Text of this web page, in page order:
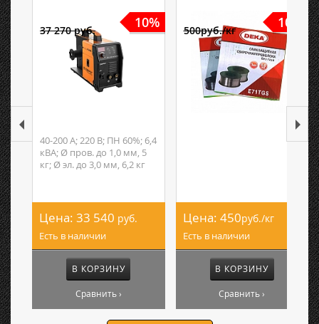
10%
37 270 руб.
40-200 А; 220 В; ПН 60%; 6,4
кВА; Ø пров. до 1,0 мм, 5
кг; Ø эл. до 3,0 мм, 6,2 кг
Цена: 33 540 руб.
Есть в наличии
В КОРЗИНУ
Сравнить ›
10%
500руб./кг
Цена: 450руб./кг
Есть в наличии
В КОРЗИНУ
Сравнить ›